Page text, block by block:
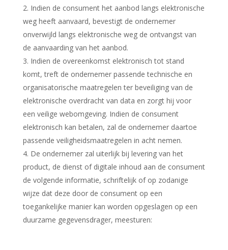
Indien de consument het aanbod langs elektronische
weg heeft aanvaard, bevestigt de ondernemer
onverwijld langs elektronische weg de ontvangst van
de aanvaarding van het aanbod.
Indien de overeenkomst elektronisch tot stand
komt, treft de ondernemer passende technische en
organisatorische maatregelen ter beveiliging van de
elektronische overdracht van data en zorgt hij voor
een veilige webomgeving. Indien de consument
elektronisch kan betalen, zal de ondernemer daartoe
passende veiligheidsmaatregelen in acht nemen.
De ondernemer zal uiterlijk bij levering van het
product, de dienst of digitale inhoud aan de consument
de volgende informatie, schriftelijk of op zodanige
wijze dat deze door de consument op een
toegankelijke manier kan worden opgeslagen op een
duurzame gegevensdrager, meesturen: